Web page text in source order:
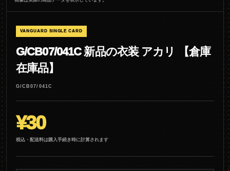
VANGUARD SINGLE CARD
G/CB07/041C 新品の衣装 アカリ 【倉庫
在庫品】
G/CB07/041C
¥30
税込・配送料は購入手続き時に計算されます